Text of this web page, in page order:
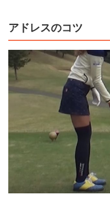
アドレスのコツ